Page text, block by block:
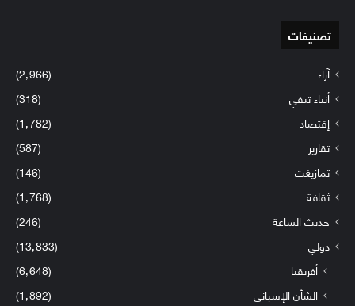
تصنيفات
آراء
(2٬966)
أنباء تيفي
(318)
إقتصاد
(1٬782)
تقارير
(587)
تمازيغت
(146)
ثقافة
(1٬768)
حديث الساعة
(246)
دولي
(13٬833)
أفريقيا
(6٬648)
الشأن الإسباني
(1٬892)